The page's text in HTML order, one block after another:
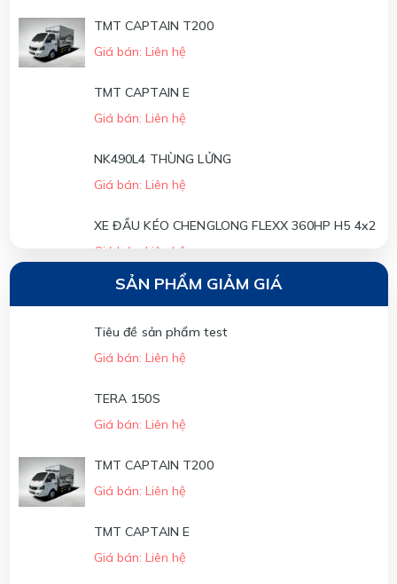
TMT CAPTAIN T200
Giá bán: Liên hệ
TMT CAPTAIN E
Giá bán: Liên hệ
NK490L4 THÙNG LỬNG
Giá bán: Liên hệ
XE ĐẦU KÉO CHENGLONG FLEXX 360HP H5 4x2
Giá bán: Liên hệ
XE ĐẦU KÉO CHENGLONG FLEXX 310HP H5 4x2
XE ĐẦU KÉO CHENGLONG H5 270HP - 4x2
XE ĐẦU KÉO CHENGLONG H7 385HP POWER -
Giá bán: Liên hệ
(NÓC THẤP)
Giá bán: Liên hệ
SẢN PHẨM GIẢM GIÁ
Tiêu đề sản phẩm test
Giá bán: Liên hệ
TERA 150S
Giá bán: Liên hệ
TMT CAPTAIN T200
Giá bán: Liên hệ
TMT CAPTAIN E
Giá bán: Liên hệ